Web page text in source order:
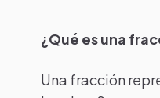
¿Qué es una
Una fracción